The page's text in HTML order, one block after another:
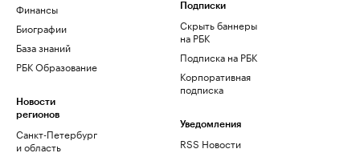
Финансы
Биографии
База знаний
РБК Образование
Новости
регионов
Санкт-Петербург
и область
Подписки
Скрыть баннеры
на РБК
Подписка на РБК
Корпоративная
подписка
Уведомления
RSS Новости